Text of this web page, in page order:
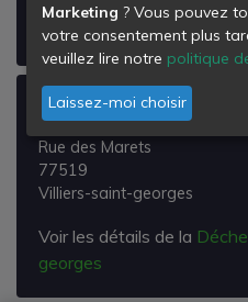
Voir les détails de la
Déchetterie de
Rue des Marets
77519
Villiers-saint-georges
Voir les détails de la
georges
Marketing ? Vous pouvez
votre consentement plus
veuillez lire notre politique
Laissez-moi choisir